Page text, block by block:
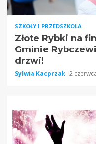
SZKOŁY I PRZEDSZKOLA
Złote Rybki na
Gminie
drzwi!
Sylwia Kacprzak 2